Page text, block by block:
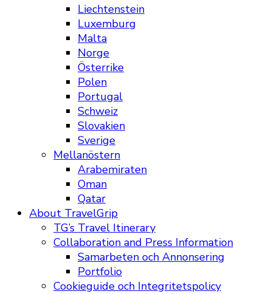
Liechtenstein
Luxemburg
Malta
Norge
Österrike
Polen
Portugal
Schweiz
Slovakien
Sverige
Mellanöstern
Arabemiraten
Oman
Qatar
About TravelGrip
TG’s Travel Itinerary
Collaboration and Press Information
Samarbeten och Annonsering
Portfolio
Cookieguide och Integritetspolicy